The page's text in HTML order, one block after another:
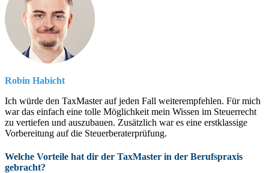
Robin Habicht
Ich würde den TaxMaster auf jeden Fall weiterempfehlen. Für mich
war das einfach eine tolle Möglichkeit mein Wissen im Steuerrecht
zu vertiefen und auszubauen. Zusätzlich war es eine erstklassige
Vorbereitung auf die Steuerberaterprüfung.
Welche Vorteile hat dir der TaxMaster in der Berufspraxis
gebracht?